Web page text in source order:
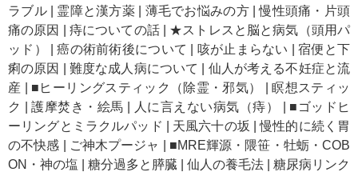
ラブル| 霊障と漢方薬 薄毛でお悩みの方|慢性頭痛・片頭
痛の原因
痔についての話| ★ストレスと脳と病気（頭用パ
ッド）
|癌の術前術後について 咳が止まらない |宿便と下
痢の原因
難度な成人病について
仙人が考える不妊症と流
産
■ヒーリングスティック（除霊・邪気） |瞑想スティッ
ク
|護摩焚き・絵馬 人に言えない病気（痔）
■ゴッドヒ
ーリングとミラクルパッド
天風六十の坂 |慢性的に続く胃
の不快感
ご神木プージャ
■MRE輝源・隈笹・牡蛎・COB
ON・神の塩
糖分過多と膵臓 仙人の養毛法
糖尿病リンク